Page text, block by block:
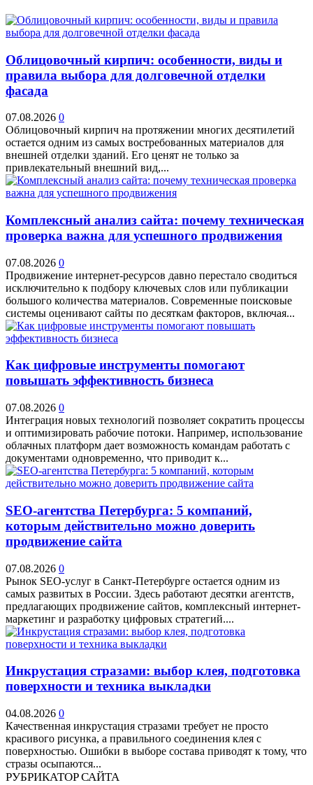
Облицовочный кирпич: особенности, виды и
правила выбора для долговечной отделки
фасада
07.08.2026 0
Облицовочный кирпич на протяжении многих десятилетий
остается одним из самых востребованных материалов для
внешней отделки зданий. Его ценят не только за
привлекательный внешний вид,...
Комплексный анализ сайта: почему техническая
проверка важна для успешного продвижения
07.08.2026 0
Продвижение интернет-ресурсов давно перестало сводиться
исключительно к подбору ключевых слов или публикации
большого количества материалов. Современные поисковые
системы оценивают сайты по десяткам факторов, включая...
Как цифровые инструменты помогают
повышать эффективность бизнеса
07.08.2026 0
Интеграция новых технологий позволяет сократить процессы
и оптимизировать рабочие потоки. Например, использование
облачных платформ дает возможность командам работать с
документами одновременно, что приводит к...
SEO-агентства Петербурга: 5 компаний,
которым действительно можно доверить
продвижение сайта
07.08.2026 0
Рынок SEO-услуг в Санкт-Петербурге остается одним из
самых развитых в России. Здесь работают десятки агентств,
предлагающих продвижение сайтов, комплексный интернет-
маркетинг и разработку цифровых стратегий....
Инкрустация стразами: выбор клея, подготовка
поверхности и техника выкладки
04.08.2026 0
Качественная инкрустация стразами требует не просто
красивого рисунка, а правильного соединения клея с
поверхностью. Ошибки в выборе состава приводят к тому, что
стразы осыпаются...
РУБРИКАТОР САЙТА